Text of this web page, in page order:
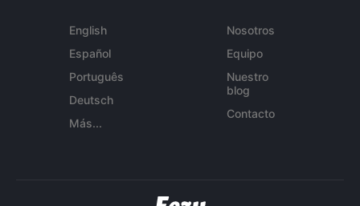
English
Español
Português
Deutsch
Más...
Nosotros
Equipo
Nuestro
blog
Contacto